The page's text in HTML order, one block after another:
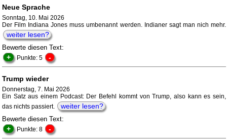
Neue Sprache
Sonntag, 10. Mai 2026
Der Film Indiana Jones muss umbenannt werden. Indianer sagt man nich mehr.
weiter lesen?
Bewerte diesen Text:
+ Punkte: 5 -
Trump wieder
Donnerstag, 7. Mai 2026
Ein Satz aus einem Podcast: Der Befehl kommt von Trump, also kann es sein,
das nichts passiert.
weiter lesen?
Bewerte diesen Text:
+ Punkte: 8 -